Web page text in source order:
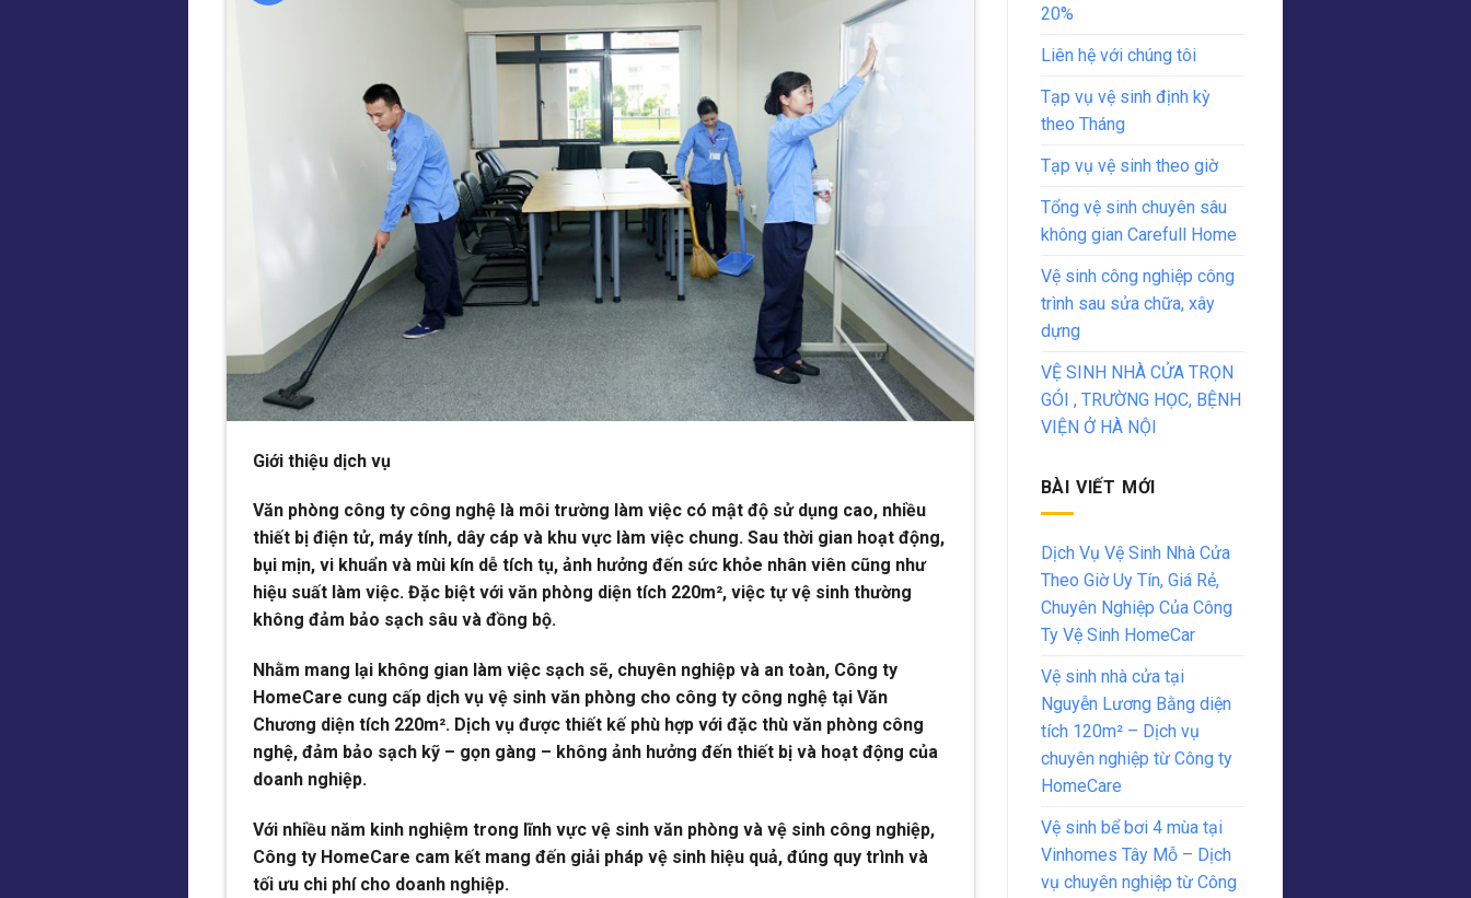
Giới thiệu dịch vụ
Văn phòng công ty công nghệ là môi trường làm việc có mật độ sử dụng cao, nhiều
thiết bị điện tử, máy tính, dây cáp và khu vực làm việc chung. Sau thời gian hoạt động,
bụi mịn, vi khuẩn và mùi kín dễ tích tụ, ảnh hưởng đến sức khỏe nhân viên cũng như
hiệu suất làm việc. Đặc biệt với văn phòng diện tích 220m², việc tự vệ sinh thường
không đảm bảo sạch sâu và đồng bộ.
Nhằm mang lại không gian làm việc sạch sẽ, chuyên nghiệp và an toàn, Công ty
HomeCare cung cấp dịch vụ vệ sinh văn phòng cho công ty công nghệ tại Văn
Chương diện tích 220m². Dịch vụ được thiết kế phù hợp với đặc thù văn phòng công
nghệ, đảm bảo sạch kỹ – gọn gàng – không ảnh hưởng đến thiết bị và hoạt động của
doanh nghiệp.
Với nhiều năm kinh nghiệm trong lĩnh vực vệ sinh văn phòng và vệ sinh công nghiệp,
Công ty HomeCare cam kết mang đến giải pháp vệ sinh hiệu quả, đúng quy trình và
tối ưu chi phí cho doanh nghiệp.
20%
Liên hệ với chúng tôi
Tạp vụ vệ sinh định kỳ
theo Tháng
Tạp vụ vệ sinh theo giờ
Tổng vệ sinh chuyên sâu
không gian Carefull Home
Vệ sinh công nghiệp công
trình sau sửa chữa, xây
dựng
VỆ SINH NHÀ CỬA TRỌN
GÓI , TRƯỜNG HỌC, BỆNH
VIỆN Ở HÀ NỘI
BÀI VIẾT MỚI
Dịch Vụ Vệ Sinh Nhà Cửa
Theo Giờ Uy Tín, Giá Rẻ,
Chuyên Nghiệp Của Công
Ty Vệ Sinh HomeCar
Vệ sinh nhà cửa tại
Nguyễn Lương Bằng diện
tích 120m² – Dịch vụ
chuyên nghiệp từ Công ty
HomeCare
Vệ sinh bể bơi 4 mùa tại
Vinhomes Tây Mỗ – Dịch
vụ chuyên nghiệp từ Công